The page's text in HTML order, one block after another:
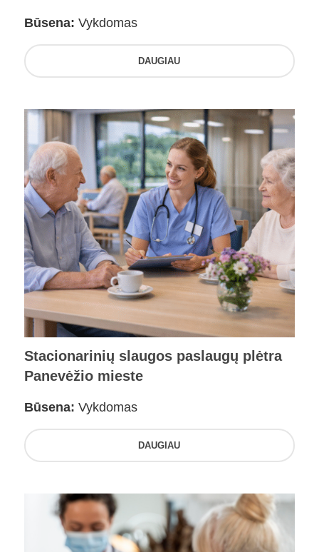
Būsena: Vykdomas
DAUGIAU
Stacionarinių slaugos paslaugų plėtra
Panevėžio mieste
Būsena: Vykdomas
DAUGIAU